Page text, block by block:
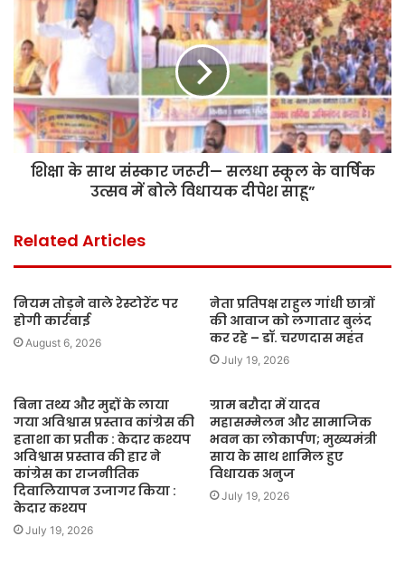
शिक्षा के साथ संस्कार जरूरी— सलधा स्कूल के वार्षिक
उत्सव में बोले विधायक दीपेश साहू”
Related Articles
नियम तोड़ने वाले रेस्टोरेंट पर
होगी कार्रवाई
August 6, 2026
नेता प्रतिपक्ष राहुल गांधी छात्रों
की आवाज को लगातार बुलंद
कर रहे – डॉ. चरणदास महंत
July 19, 2026
बिना तथ्य और मुद्दों के लाया
गया अविश्वास प्रस्ताव कांग्रेस की
हताशा का प्रतीक : केदार कश्यप
अविश्वास प्रस्ताव की हार ने
कांग्रेस का राजनीतिक
दिवालियापन उजागर किया :
केदार कश्यप
July 19, 2026
ग्राम बरौदा में यादव
महासम्मेलन और सामाजिक
भवन का लोकार्पण; मुख्यमंत्री
साय के साथ शामिल हुए
विधायक अनुज
July 19, 2026